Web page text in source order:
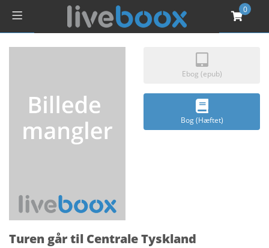
0
Ebog (epub)
Bog (Hæftet)
Turen går til Centrale Tyskland